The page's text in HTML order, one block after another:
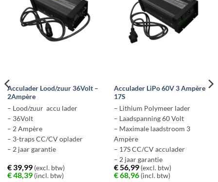
Acculader Lood/zuur 36Volt –
2Ampère
– Lood/zuur accu lader
– 36Volt
– 2 Ampère
– 3-traps CC/CV oplader
– 2 jaar garantie
€39,99(excl. btw)
€48,39(incl. btw)
Acculader LiPo 60V 3 Ampère
17S
– Lithium Polymeer lader
– Laadspanning 60 Volt
– Maximale laadstroom 3
Ampère
– 17S CC/CV acculader
– 2 jaar garantie
€56,99(excl. btw)
€68,96(incl. btw)